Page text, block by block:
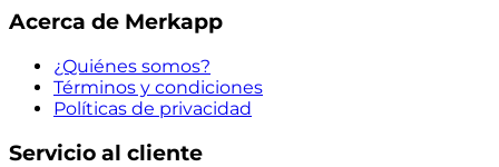
Acerca de Merkapp
¿Quiénes somos?
Términos y condiciones
Políticas de privacidad
Servicio al cliente